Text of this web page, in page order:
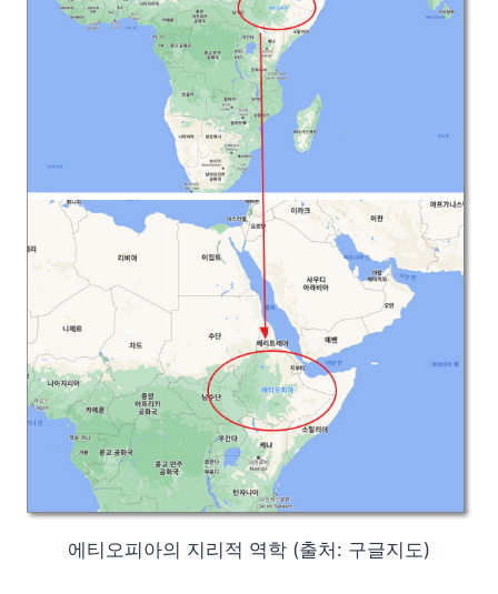
에티오피아의 지리적 역학 (출처: 구글지도)